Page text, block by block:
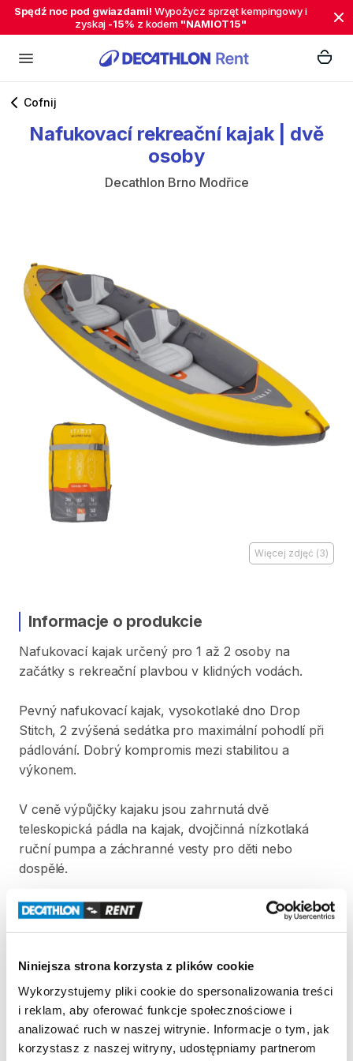
Niniejsza strona korzysta z plików cookie
Wykorzystujemy pliki cookie do spersonalizowania treści
i reklam, aby oferować funkcje społecznościowe i
analizować ruch w naszej witrynie. Informacje o tym, jak
korzystasz z naszej witryny, udostępniamy partnerom
Spędź noc pod gwiazdami! Wypożycz sprzęt kempingowy i
zyskaj -15% z kodem "NAMIOT15"
Cofnij
Nafukovací rekreační kajak
dvě
osoby
Decathlon Brno Modřice
Więcej zdjęć (3)
Informacje o produkcie
Nafukovací kajak určený pro 1 až 2 osoby na
začátky s rekreační plavbou v klidných vodách.
Pevný nafukovací kajak​​​​​,​ vysokotlaké dno Drop
Stitch​​​​​,​ 2 zvýšená sedátka pro maximální pohodlí při
pádlování. Dobrý kompromis mezi stabilitou a
výkonem.
V ceně výpůjčky kajaku jsou zahrnutá dvě
teleskopická pádla na kajak​​,​ dvojčinná nízkotlaká
ruční pumpa a záchranné vesty pro děti nebo
dospělé.
Strona produktu w sklepie
Zasady wypożyczenia
REGULAMIN
Regulamin wypożyczalni